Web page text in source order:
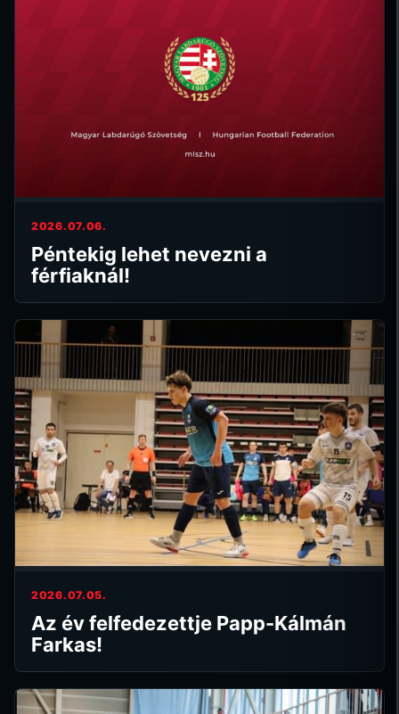
2026.07.06.
Péntekig lehet nevezni a
férfiaknál!
2026.07.05.
Az év felfedezettje Papp-Kálmán
Farkas!